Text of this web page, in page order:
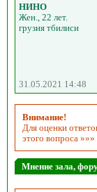
НИНО
Жен., 22 лет.
грузия тбилиси
31.05.2021 14:48
Внимание!
Для оценки
этого вопроса »»»
Мнение зала,